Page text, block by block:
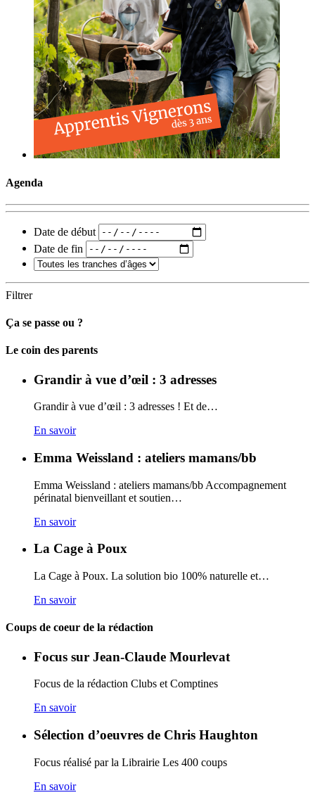
Agenda
Date de début
Date de fin
Filtrer
Ça se passe ou ?
Carto
Le coin des parents
Grandir à vue d’œil : 3 adresses
Grandir à vue d’œil : 3 adresses ! Et de…
En savoir
Emma Weissland : ateliers mamans/bb
Emma Weissland : ateliers mamans/bb Accompagnement
périnatal bienveillant et soutien…
En savoir
La Cage à Poux
La Cage à Poux. La solution bio 100% naturelle et…
En savoir
Coups de coeur de la rédaction
Focus sur Jean-Claude Mourlevat
Focus de la rédaction Clubs et Comptines
En savoir
Sélection d’oeuvres de Chris Haughton
Focus réalisé par la Librairie Les 400 coups
En savoir